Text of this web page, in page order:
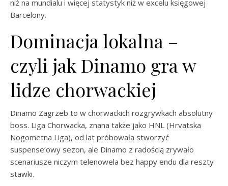
niż na mundialu i więcej statystyk niż w excelu księgowej
Barcelony.
Dominacja lokalna –
czyli jak Dinamo gra w
lidze chorwackiej
Dinamo Zagrzeb to w chorwackich rozgrywkach absolutny
boss. Liga Chorwacka, znana także jako HNL (Hrvatska
Nogometna Liga), od lat próbowała stworzyć
suspense’owy sezon, ale Dinamo z radością zrywało
scenariusze niczym telenowela bez happy endu dla reszty
stawki.